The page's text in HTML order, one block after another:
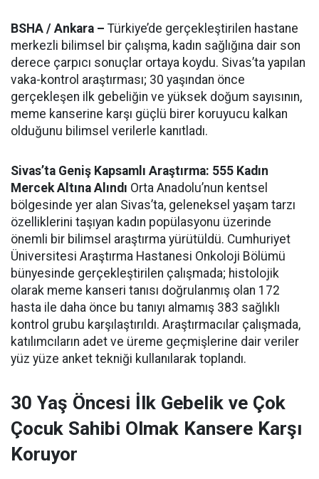
BSHA / Ankara – Türkiye’de gerçekleştirilen hastane
merkezli bilimsel bir çalışma, kadın sağlığına dair son
derece çarpıcı sonuçlar ortaya koydu. Sivas’ta yapılan
vaka-kontrol araştırması; 30 yaşından önce
gerçekleşen ilk gebeliğin ve yüksek doğum sayısının,
meme kanserine karşı güçlü birer koruyucu kalkan
olduğunu bilimsel verilerle kanıtladı.
Sivas’ta Geniş Kapsamlı Araştırma: 555 Kadın
Mercek Altına Alındı Orta Anadolu’nun kentsel
bölgesinde yer alan Sivas’ta, geleneksel yaşam tarzı
özelliklerini taşıyan kadın popülasyonu üzerinde
önemli bir bilimsel araştırma yürütüldü. Cumhuriyet
Üniversitesi Araştırma Hastanesi Onkoloji Bölümü
bünyesinde gerçekleştirilen çalışmada; histolojik
olarak meme kanseri tanısı doğrulanmış olan 172
hasta ile daha önce bu tanıyı almamış 383 sağlıklı
kontrol grubu karşılaştırıldı. Araştırmacılar çalışmada,
katılımcıların adet ve üreme geçmişlerine dair veriler
yüz yüze anket tekniği kullanılarak toplandı.
30 Yaş Öncesi İlk Gebelik ve Çok
Çocuk Sahibi Olmak Kansere Karşı
Koruyor